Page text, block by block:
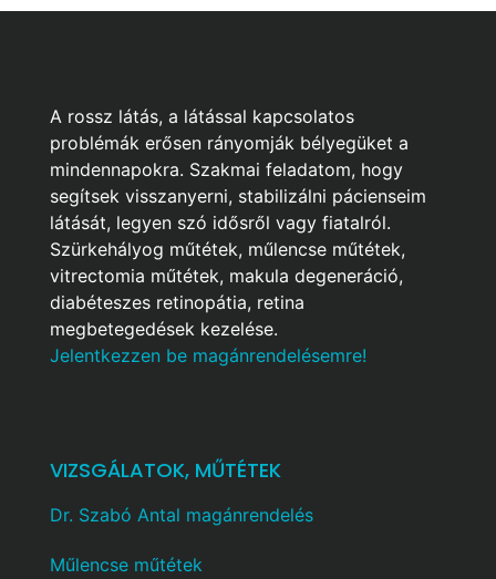
A rossz látás, a látással kapcsolatos
problémák erősen rányomják bélyegüket a
mindennapokra. Szakmai feladatom, hogy
segítsek visszanyerni, stabilizálni pácienseim
látását, legyen szó idősről vagy fiatalról.
Szürkehályog műtétek, műlencse műtétek,
vitrectomia műtétek, makula degeneráció,
diabéteszes retinopátia, retina
megbetegedések kezelése.
Jelentkezzen be magánrendelésemre!
VIZSGÁLATOK, MŰTÉTEK
Dr. Szabó Antal magánrendelés
Műlencse műtétek